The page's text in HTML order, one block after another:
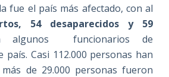
fue el país más afectado, con al
54 desaparecidos y 59
algunos funcionarios de
país. Casi 112.000 personas han
de 29.000 personas fueron